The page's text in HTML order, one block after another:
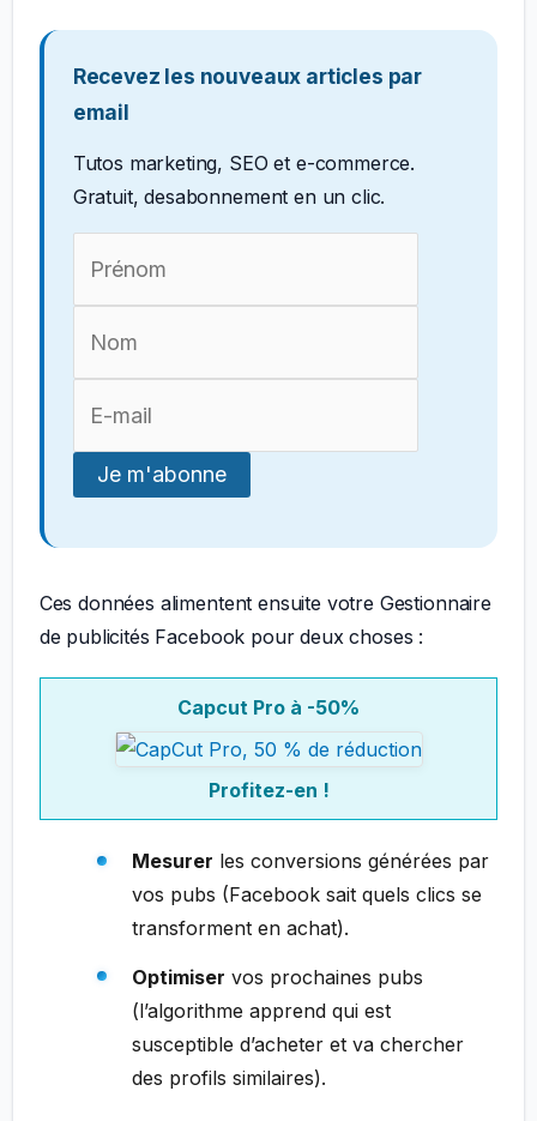
Recevez les nouveaux articles par
email
Tutos marketing, SEO et e-commerce.
Gratuit, desabonnement en un clic.
Ces données alimentent ensuite votre Gestionnaire
de publicités Facebook pour deux choses :
Capcut Pro à -50%
Profitez-en !
Mesurer les conversions générées par
vos pubs (Facebook sait quels clics se
transforment en achat).
Optimiser vos prochaines pubs
(l’algorithme apprend qui est
susceptible d’acheter et va chercher
des profils similaires).